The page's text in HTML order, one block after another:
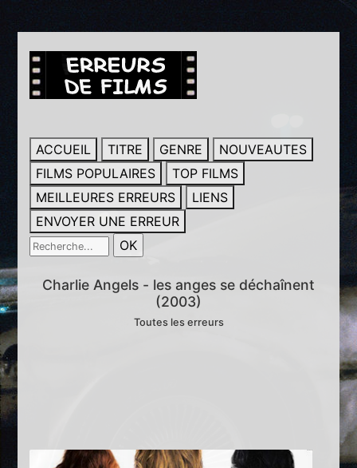
ACCUEIL TITRE GENRE
NOUVEAUTES
FILMS POPULAIRES
TOP FILMS
MEILLEURES ERREURS
LIENS
ENVOYER UNE ERREUR
Charlie Angels - les anges se déchaînent
(2003)
Toutes les erreurs